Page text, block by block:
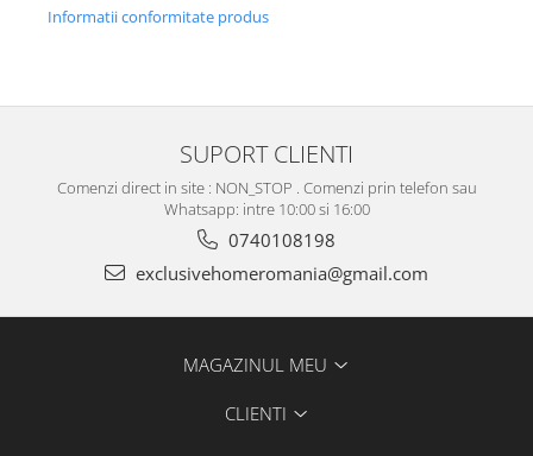
Informatii conformitate produs
SUPORT CLIENTI
Comenzi direct in site : NON_STOP . Comenzi prin telefon sau
Whatsapp: intre 10:00 si 16:00
0740108198
exclusivehomeromania@gmail.com
MAGAZINUL MEU
CLIENTI